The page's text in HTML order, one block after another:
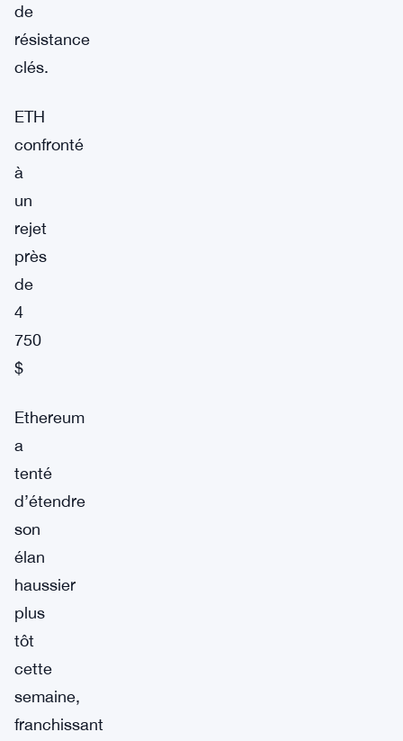
de
résistance
clés.
ETH
confronté
à
un
rejet
près
de
4
750
$
Ethereum
a
tenté
d’étendre
son
élan
haussier
plus
tôt
cette
semaine,
franchissant